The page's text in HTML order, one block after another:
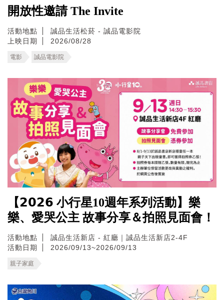
開放性邀請 The Invite
活動地點
誠品生活松菸 - 誠品電影院
上映日期
2026/08/28
電影 誠品電影院
【𝟮𝟬𝟮𝟲 小行星10週年系列活動】樂
樂、愛哭公主 故事分享＆拍照見面會！
活動地點
誠品生活新店 - 紅廳｜誠品生活新店2-4F
活動日期
2026/09/13~2026/09/13
親子家庭